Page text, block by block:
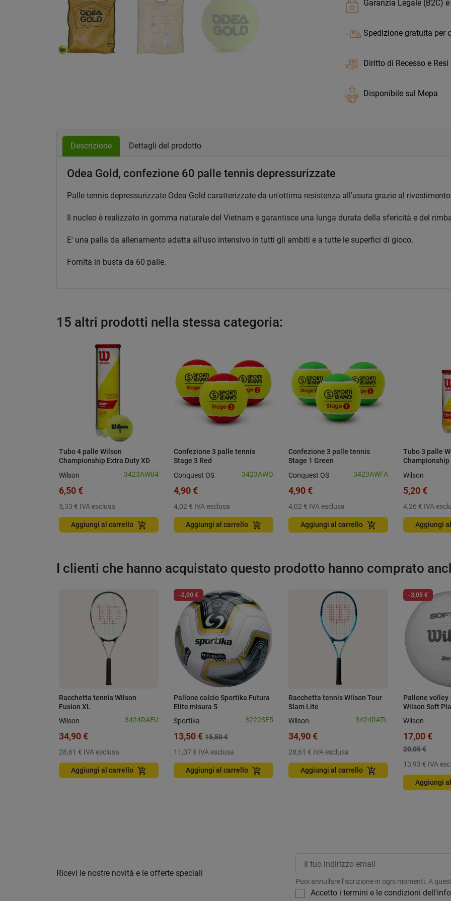
Garanzia Legale (B2C)
Spedizione gratuita per
Diritto di Recesso e Resi
Disponibile sul Mepa
Descrizione Dettagli del prodotto
Odea Gold, confezione 60 palle tennis depressurizzate
Palle tennis depressurizzate Odea Gold caratterizzate da un'ottima resistenza all'usura grazie al
Il nucleo è realizzato in gomma naturale del Vietnam e garantisce una lunga durata della sfericità e del
E' una palla da allenamento adatta all'uso intensivo in tutti gli ambiti e a tutte le superfici di gioco.
Fornita in busta da 60 palle.
15 altri prodotti nella stessa categoria:
Tubo 4 palle Wilson
Championship Extra Duty XD
Wilson 3423AW04
6,50 €
5,33 € IVA esclusa
Aggiungi al carrello add_shopping_cart
Confezione 3 palle tennis
Stage 3 Red
Conquest OS 3423AWQ
4,90 €
4,02 € IVA esclusa
Aggiungi al carrello add_shopping_cart
Confezione 3 palle tennis
Stage 1 Green
Conquest OS 3423AWFA
4,90 €
4,02 € IVA esclusa
Aggiungi al carrello add_shopping_cart
Tubo 3 palle
Championship
Wilson
5,20 €
4,26 € IVA
Aggiungi
I clienti che hanno acquistato questo prodotto hanno comprato
Racchetta tennis Wilson
Fusion XL
Wilson 3424RAFU
34,90 €
28,61 € IVA esclusa
Aggiungi al carrello add_shopping_cart
-2,00 €
Pallone calcio Sportika Futura
Elite misura 5
Sportika 3222SE5
13,50 € 15,50 €
11,07 € IVA esclusa
Aggiungi al carrello add_shopping_cart
Racchetta tennis Wilson Tour
Slam Lite
Wilson 3424RATL
34,90 €
28,61 € IVA esclusa
Aggiungi al carrello add_shopping_cart
-3,05 €
Pallone volley
Wilson Soft
Wilson
17,00 €
20,05 €
13,93 € IVA
Aggiungi
Ricevi le nostre novità e le offerte speciali
Puoi annullare l'iscrizione in ogni momenti. A
Accetto i termini e le condizioni